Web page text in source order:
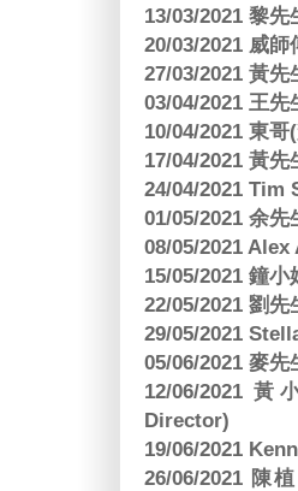
13/03/2021 黎
20/03/2021 威
27/03/2021 黃
03/04/2021 王
10/04/2021 東
17/04/2021 黃
24/04/2021 Tim
01/05/2021 余
08/05/2021
15/05/2021 鐘
22/05/2021 劉
29/05/2021
05/06/2021 麥
12/06/2021
Director)
19/06/2021
26/06/2021 陳